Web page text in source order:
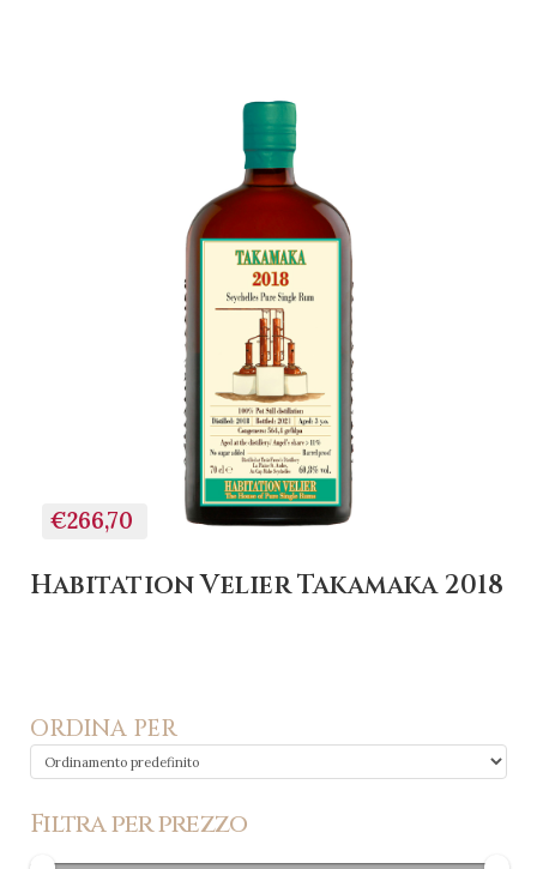
€266,70
+ AGGIUNGI AL
CARRELLO
Habitation Velier Takamaka 2018
ORDINA PER
Filtra per prezzo